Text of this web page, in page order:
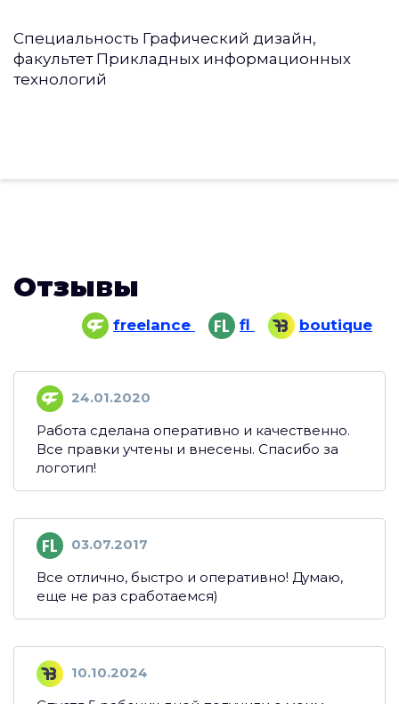
Специальность Графический дизайн,
факультет Прикладных информационных
технологий
Отзывы
freelance fl boutique
24.01.2020
Работа сделана оперативно и качественно.
Все правки учтены и внесены. Спасибо за
логотип!
03.07.2017
Все отлично, быстро и оперативно! Думаю,
еще не раз сработаемся)
10.10.2024